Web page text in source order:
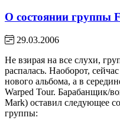
О состоянии группы
29.03.2006
Не взирая на все слухи,
распалась. Наоборот,
нового альбома, а в
Warped Tour. Барабанщик/
Mark) оставил следующее
группы: